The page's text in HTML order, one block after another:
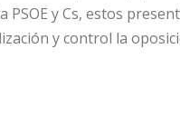
y Cs, estos
y control la